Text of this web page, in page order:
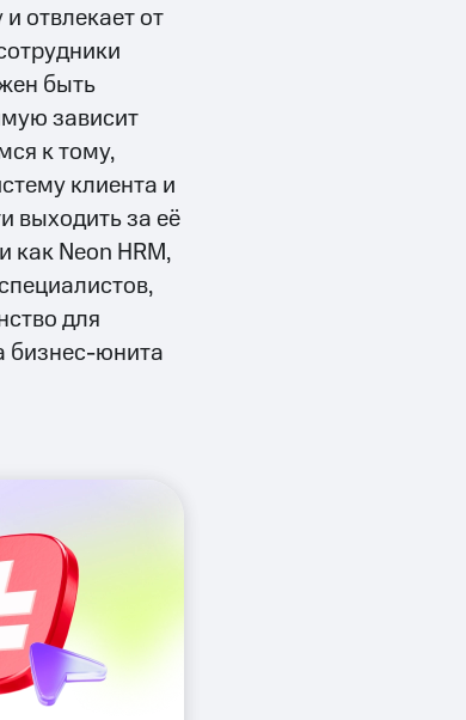
отвлекает от
быть
зависит
к тому,
клиента и
выходить за её
Neon HRM,
для
бизнес-юнита